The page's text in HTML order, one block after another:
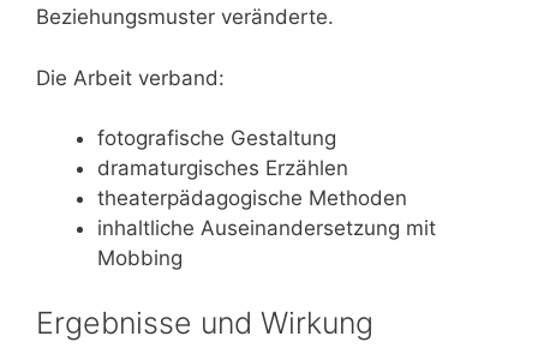
Beziehungsmuster veränderte.
Die Arbeit verband:
fotografische Gestaltung
dramaturgisches Erzählen
theaterpädagogische Methoden
inhaltliche Auseinandersetzung mit
Mobbing
Ergebnisse und Wirkung